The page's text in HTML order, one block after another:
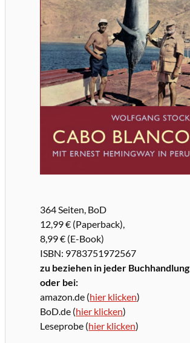
364 Seiten, BoD
12,99 € (Paperback),
8,99 € (E-Book)
ISBN: 9783751972567
zu beziehen in jeder Buchhandlung
oder bei:
amazon.de (hier klicken)
BoD.de (hier klicken)
Leseprobe (hier klicken)